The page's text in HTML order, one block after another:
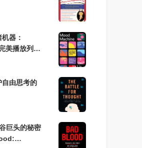
器：
美播放列表
自由思考的
巨头的秘密